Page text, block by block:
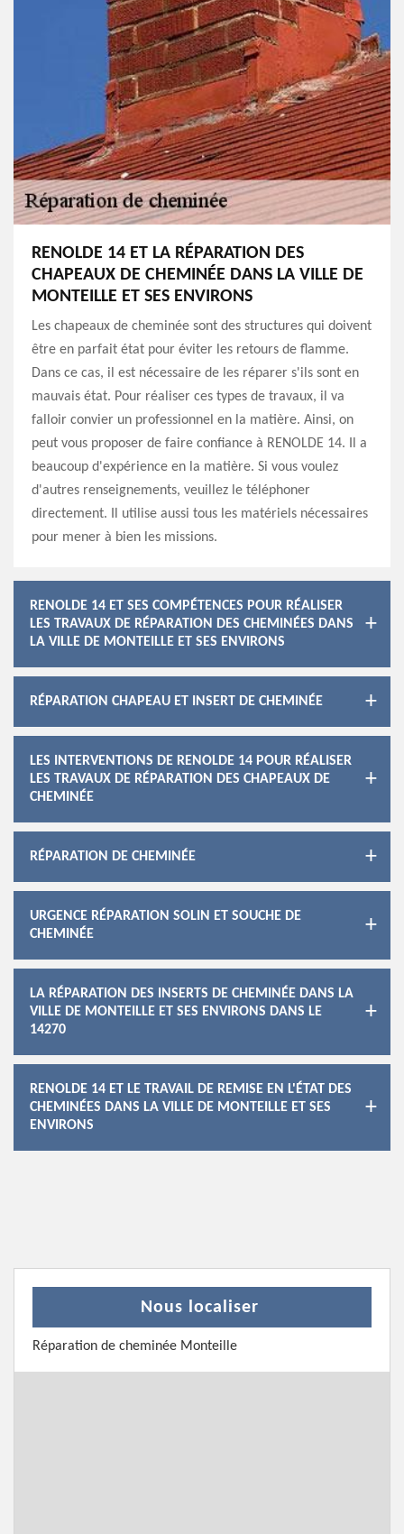
RENOLDE 14 ET LA RÉPARATION DES
CHAPEAUX DE CHEMINÉE DANS LA VILLE DE
MONTEILLE ET SES ENVIRONS
Les chapeaux de cheminée sont des structures qui doivent
être en parfait état pour éviter les retours de flamme.
Dans ce cas, il est nécessaire de les réparer s'ils sont en
mauvais état. Pour réaliser ces types de travaux, il va
falloir convier un professionnel en la matière. Ainsi, on
peut vous proposer de faire confiance à RENOLDE 14. Il a
beaucoup d'expérience en la matière. Si vous voulez
d'autres renseignements, veuillez le téléphoner
directement. Il utilise aussi tous les matériels nécessaires
pour mener à bien les missions.
RENOLDE 14 ET SES COMPÉTENCES POUR RÉALISER
LES TRAVAUX DE RÉPARATION DES CHEMINÉES DANS
LA VILLE DE MONTEILLE ET SES ENVIRONS
RÉPARATION CHAPEAU ET INSERT DE CHEMINÉE
LES INTERVENTIONS DE RENOLDE 14 POUR RÉALISER
LES TRAVAUX DE RÉPARATION DES CHAPEAUX DE
CHEMINÉE
RÉPARATION DE CHEMINÉE
URGENCE RÉPARATION SOLIN ET SOUCHE DE
CHEMINÉE
LA RÉPARATION DES INSERTS DE CHEMINÉE DANS LA
VILLE DE MONTEILLE ET SES ENVIRONS DANS LE
14270
RENOLDE 14 ET LE TRAVAIL DE REMISE EN L'ÉTAT DES
CHEMINÉES DANS LA VILLE DE MONTEILLE ET SES
ENVIRONS
Nous localiser
Réparation de cheminée Monteille